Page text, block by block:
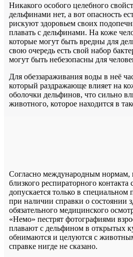
Никакого особого целебного
дельфинами нет, а вот опасность
рискуют здоровьем своих
плавать с дельфинами. На коже
которые могут быть вредны для
свою очередь есть свой набор
могут быть небезопасны для
Для обеззараживания воды в неё
который раздражающе влияет на
оболочки дельфинов, что сильно
животного, которое находится в
Согласно международным нормам,
близкого респираторного
допускается только в специальном
при наличии справки о состоянии
обязательного медицинского
«Немо» пестрят фотографиями
плавают с дельфином в открытых
обнимаются и целуются с
справке нигде не сказано.